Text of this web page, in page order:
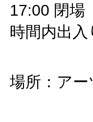
17:00 閉場
時間内出入
場所：ア